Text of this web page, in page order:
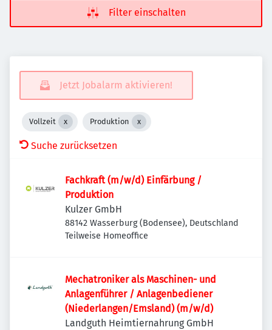
Filter einschalten
Jetzt Jobalarm aktivieren!
Vollzeit Produktion
Suche zurücksetzen
Fachkraft (m/w/d) Einfärbung /
Produktion
Kulzer GmbH
88142 Wasserburg (Bodensee), Deutschland
Teilweise Homeoffice
Mechatroniker als Maschinen- und
Anlagenführer / Anlagenbediener
(Niederlangen/Emsland) (m/w/d)
Landguth Heimtiernahrung GmbH